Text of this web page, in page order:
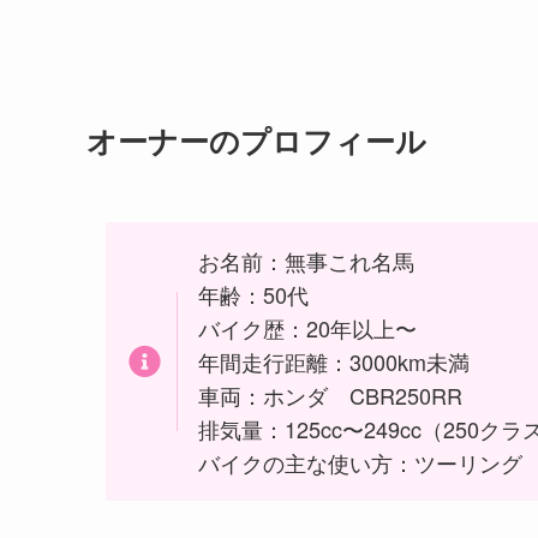
オーナーのプロフィール
お名前：無事これ名馬
年齢：50代
バイク歴：20年以上〜
年間走行距離：3000km未満
車両：ホンダ CBR250RR
排気量：125cc〜249cc（250クラ
バイクの主な使い方：ツーリング